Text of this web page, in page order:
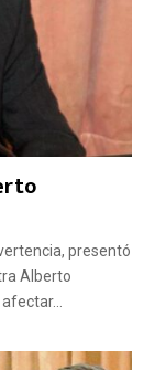
presentó
Alberto